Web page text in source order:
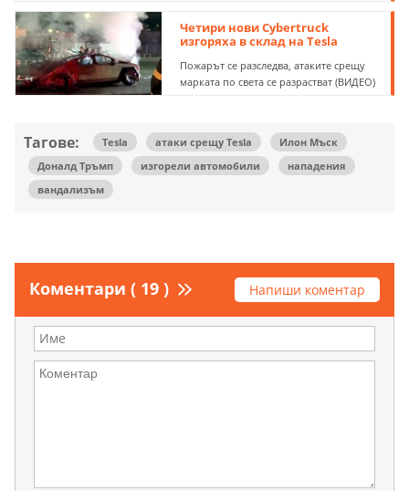
Четири нови Cybertruck
изгоряха в склад на Tesla
Пожарът се разследва, атаките срещу
марката по света се разрастват (ВИДЕО)
Тагове: Tesla атаки срещу Tesla
Илон Мъск
Доналд Тръмп
изгорели автомобили
нападения
вандализъм
Коментари ( 19 ) Напиши коментар